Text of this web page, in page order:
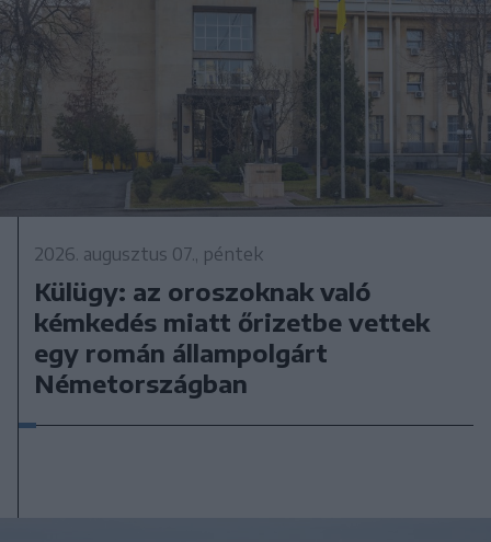
2026. augusztus 07., péntek
Külügy: az oroszoknak való
kémkedés miatt őrizetbe vettek
egy román állampolgárt
Németországban